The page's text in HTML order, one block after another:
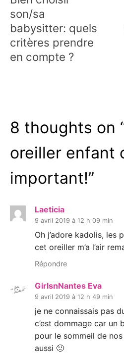
l’article
son/sa
babysitter: quels
critères prendre
en compte ?
8 thoughts on
oreiller enfant
important!”
Laeticia
9 avril 2019 à 12 h 09 min
Oh j’adore kadolis, les
cet oreiller m’a l’air
Répondre
GirlsnNantes Eva
9 avril 2019 à 12 h 49 min
je ne connaissais pas
c’est dommage car un
pour le sommeil de
aussi 🙂